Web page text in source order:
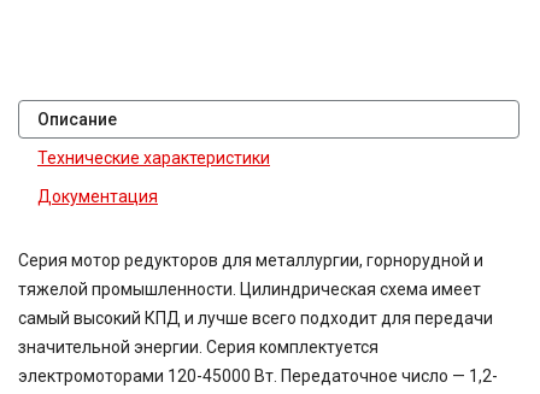
Описание
Технические характеристики
Документация
Серия мотор редукторов для металлургии, горнорудной и
тяжелой промышленности. Цилиндрическая схема имеет
самый высокий КПД и лучше всего подходит для передачи
значительной энергии. Серия комплектуется
электромоторами 120-45000 Вт. Передаточное число — 1,2-